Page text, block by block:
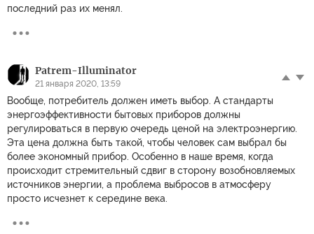
последний раз их менял.
Patrem-Illuminator
21 января 2020, 13:59
Вообще, потребитель должен иметь выбор. А стандарты
энергоэффективности бытовых приборов должны
регулироваться в первую очередь ценой на электроэнергию.
Эта цена должна быть такой, чтобы человек сам выбрал бы
более экономный прибор. Особенно в наше время, когда
происходит стремительный сдвиг в сторону возобновляемых
источников энергии, а проблема выбросов в атмосферу
просто исчезнет к середине века.